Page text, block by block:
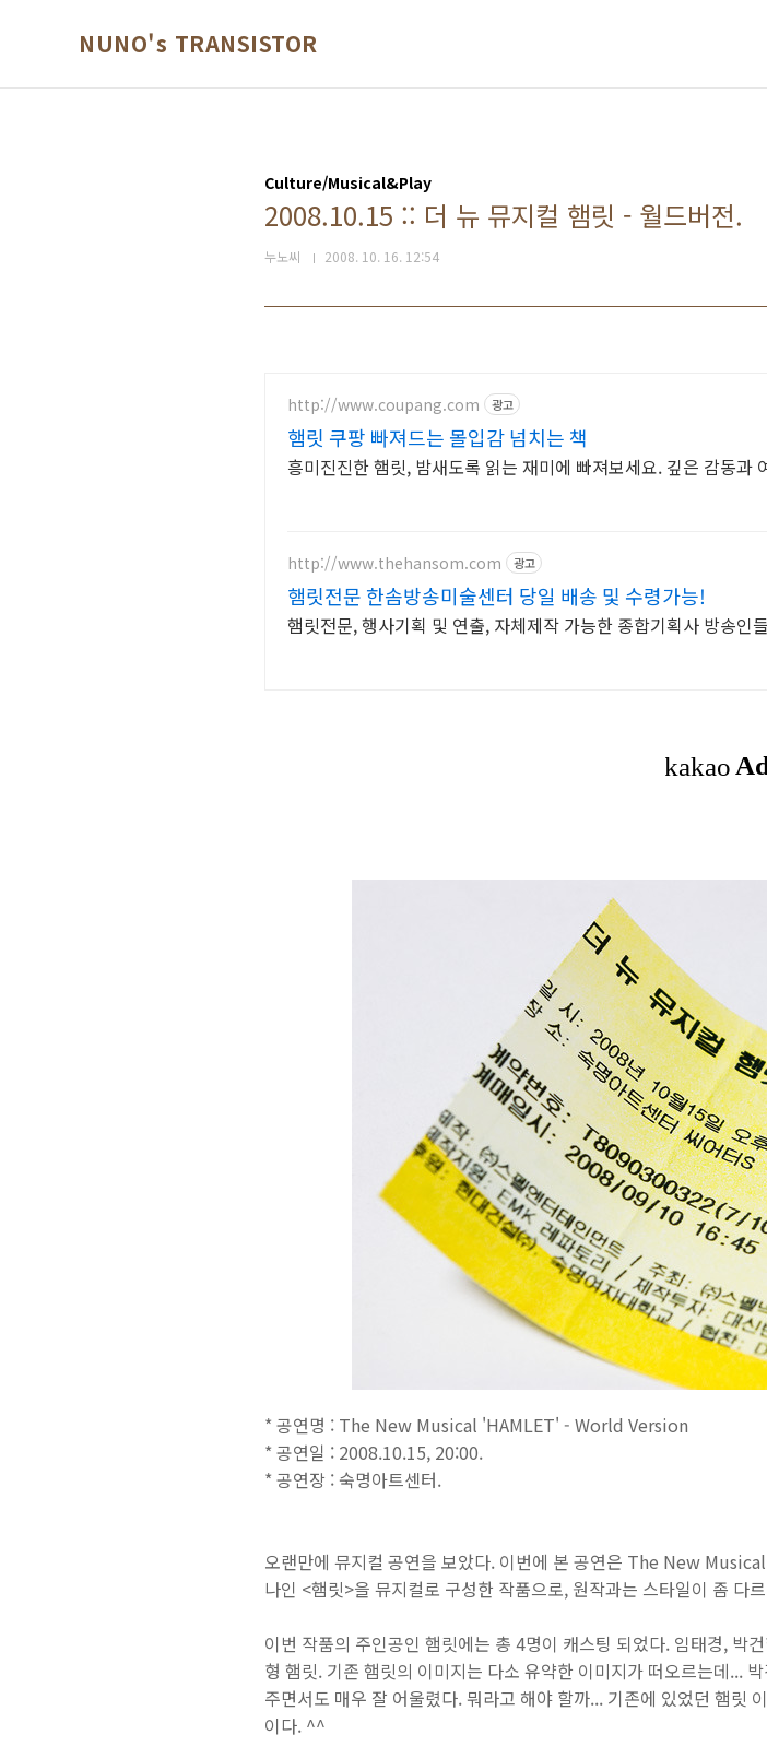
NUNO's TRANSISTOR
Culture/Musical&Play
2008.10.15 :: 더 뉴 뮤지컬 햄릿 - 월드버전.
누노씨 2008. 10. 16. 12:54
http://www.coupang.com 광고
햄릿 쿠팡 빠져드는 몰입감 넘치는 책
흥미진진한 햄릿, 밤새도록 읽는 재미에 빠져보세요. 깊은 감동과
http://www.thehansom.com 광고
햄릿전문 한솜방송미술센터 당일 배송 및 수령가능!
햄릿전문, 행사기획 및 연출, 자체제작 가능한 종합기획사 방송인
* 공연명 : The New Musical 'HAMLET' - World Version
* 공연일 : 2008.10.15, 20:00.
* 공연장 : 숙명아트센터.
오랜만에 뮤지컬 공연을 보았다. 이번에 본 공연은 The New
나인 <햄릿>을 뮤지컬로 구성한 작품으로, 원작과는 스타일이 좀 다
이번 작품의 주인공인 햄릿에는 총 4명이 캐스팅 되었다. 임태경, 박
형 햄릿. 기존 햄릿의 이미지는 다소 유약한 이미지가 떠오르는데...
주면서도 매우 잘 어울렸다. 뭐라고 해야 할까... 기존에 있었던 햄릿
이다. ^^